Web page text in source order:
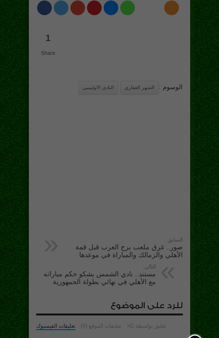
1
Share
الوسوم : الشهر العقاري النادي الاوليمبي
السابق:
صور.. غرق ملعب برج العرب قبل قمة
الأهلي والزمالك والمباراة في موعدها
التالي:
مستند.. نادي الشمس يشكو حكم مباراته
مع الأهلي في نهائي بطولة الجمهورية
للرد على الموضوع
تعليقات الفيسبوك تعليقات الموقع (0) تعليق بواسطة G+